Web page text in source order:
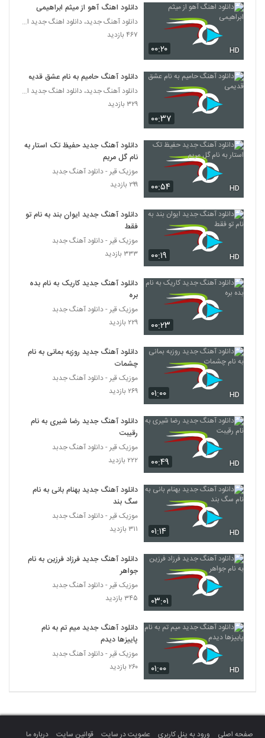
۰۰:۲۰ HD
دانلود اهنگ آهو از میثم ابراهیمی
دانلود آهنگ جدید، دانلود اهنگ جدید ایرانی
۴۶۷ بازدید
۰۰:۳۷
دانلود آهنگ حامیم به نام عشق قدیمی
دانلود آهنگ جدید، دانلود اهنگ جدید ایرانی
۳۲۹ بازدید
۰۰:۵۴ HD
دانلود آهنگ جدید حفیظ تک استار به
نام گل مریم
موزیک قیر - دانلود آهنگ جدبد
۲۹۹ بازدید
۰۰:۱۹ HD
دانلود آهنگ جدید ایوان بند به نام تو
فقط
موزیک قیر - دانلود آهنگ جدبد
۳۳۳ بازدید
۰۰:۲۳
دانلود آهنگ جدید کاریک به نام بده
بره
موزیک قیر - دانلود آهنگ جدبد
۲۲۹ بازدید
۰۱:۰۰ HD
دانلود آهنگ جدید روزبه بمانی به نام
چشمات
موزیک قیر - دانلود آهنگ جدبد
۲۶۹ بازدید
۰۰:۴۹ HD
دانلود آهنگ جدید رضا شیری به نام
رقیبت
موزیک قیر - دانلود آهنگ جدبد
۲۲۲ بازدید
۰۱:۱۴ HD
دانلود آهنگ جدید بهنام بانی به نام
سگ بند
موزیک قیر - دانلود آهنگ جدبد
۳۱۱ بازدید
۰۳:۰۱
دانلود آهنگ جدید فرزاد فرزین به نام
جواهر
موزیک قیر - دانلود آهنگ جدبد
۳۴۵ بازدید
۰۱:۰۰ HD
دانلود آهنگ جدید میم تم به نام
پاییزها دیدم
موزیک قیر - دانلود آهنگ جدبد
۲۶۰ بازدید
صفحه اصلی ورود به پنل کاربری عضویت در سایت قوانین سایت درباره ما